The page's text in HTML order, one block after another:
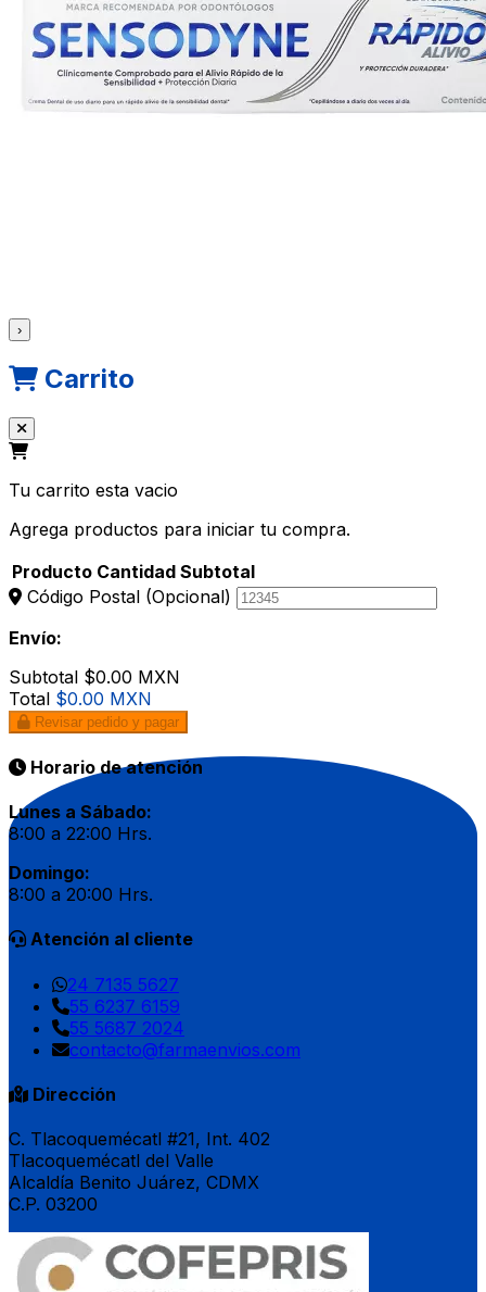
›
Carrito
Tu carrito esta vacio
Agrega productos para iniciar tu compra.
Producto Cantidad Subtotal
Código Postal (Opcional)
Envío:
Subtotal $0.00 MXN
Total $0.00 MXN
Revisar pedido y pagar
Horario de atención
Lunes a Sábado:
8:00 a 22:00 Hrs.
Domingo:
8:00 a 20:00 Hrs.
Atención al cliente
24 7135 5627
55 6237 6159
55 5687 2024
contacto@farmaenvios.com
Dirección
C. Tlacoquemécatl #21, Int. 402
Tlacoquemécatl del Valle
Alcaldía Benito Juárez, CDMX
C.P. 03200